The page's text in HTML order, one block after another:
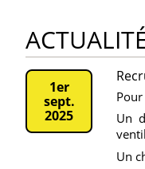
1er
sept.
2025
Un
Un